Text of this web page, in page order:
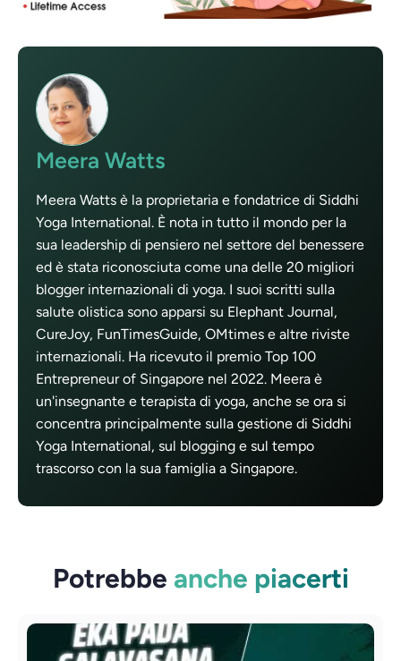
Meera Watts
Meera Watts è la proprietaria e fondatrice di Siddhi
Yoga International. È nota in tutto il mondo per la
sua leadership di pensiero nel settore del benessere
ed è stata riconosciuta come una delle 20 migliori
blogger internazionali di yoga. I suoi scritti sulla
salute olistica sono apparsi su Elephant Journal,
CureJoy, FunTimesGuide, OMtimes e altre riviste
internazionali. Ha ricevuto il premio Top 100
Entrepreneur of Singapore nel 2022. Meera è
un'insegnante e terapista di yoga, anche se ora si
concentra principalmente sulla gestione di Siddhi
Yoga International, sul blogging e sul tempo
trascorso con la sua famiglia a Singapore.
Potrebbe anche piacerti